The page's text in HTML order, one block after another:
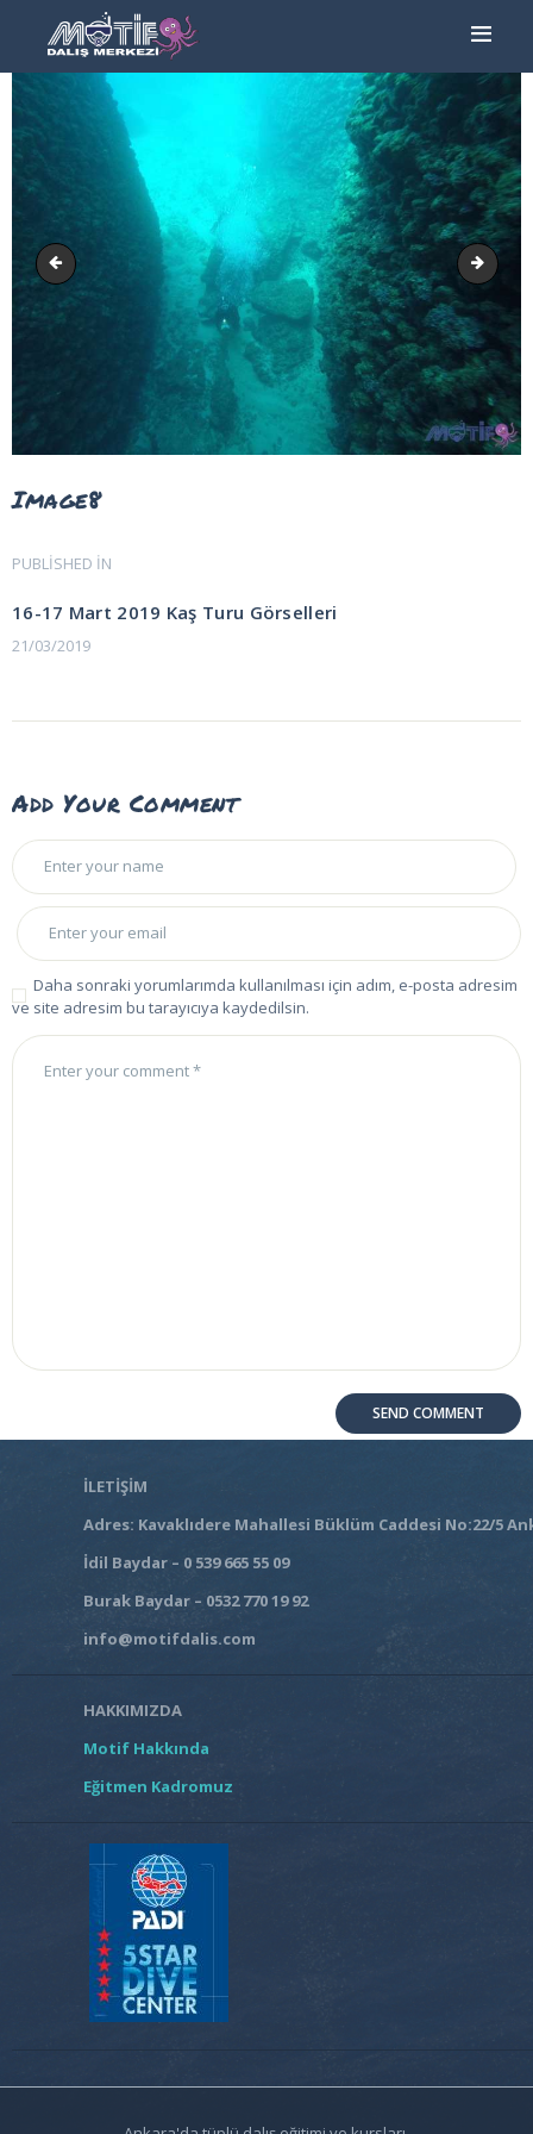
ANA SAYFA
TURLAR
EĞITIMLER –
KURSLAR
FOTOĞRAF
ALBÜMLERI
ÜCRETLERIMIZ
HAKKIMIZDA
Image7 Image9
Image8
Yazı
gezinmesi
PUBLISHED IN
16-17 Mart 2019 Kaş Turu Görselleri
21/03/2019
Add Your Comment
Daha sonraki yorumlarımda kullanılması için adım, e-posta adresim
ve site adresim bu tarayıcıya kaydedilsin.
İLETİŞİM
Adres: Kavaklıdere Mahallesi Büklüm Caddesi No:22/5
İdil Baydar – 0 539 665 55 09
Burak Baydar – 0532 770 19 92
info@motifdalis.com
HAKKIMIZDA
Motif Hakkında
Eğitmen Kadromuz